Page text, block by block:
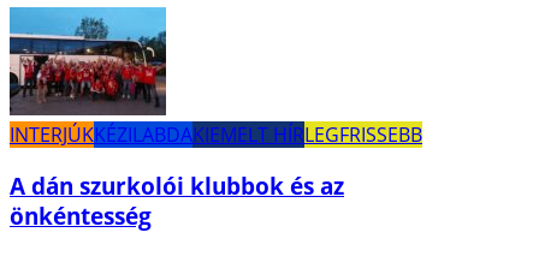
INTERJÚKKÉZILABDAKIEMELT HÍRLEGFRISSEBB
A dán szurkolói klubbok és az
önkéntesség